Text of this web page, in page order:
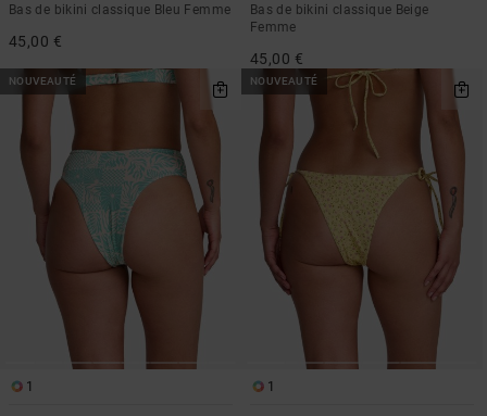
Bas de bikini classique Bleu Femme
45,00 €
Bas de bikini classique Beige
Femme
45,00 €
NOUVEAUTÉ
1
NOUVEAUTÉ
1